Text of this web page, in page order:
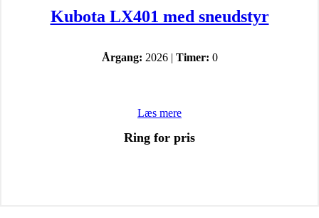
Kubota LX401 med sneudstyr
Årgang: 2026 | Timer: 0
Læs mere
Ring for pris